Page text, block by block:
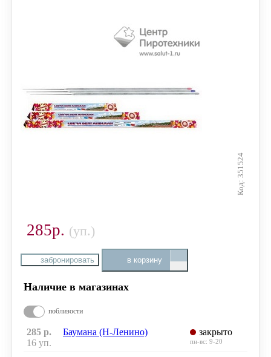
351524
285р. (уп.)
забронировать в корзину
Наличие в магазинах
поблизости
285 р.
16 уп.
Баумана (Н-Ленино) закрыто
пн-вс: 9-20